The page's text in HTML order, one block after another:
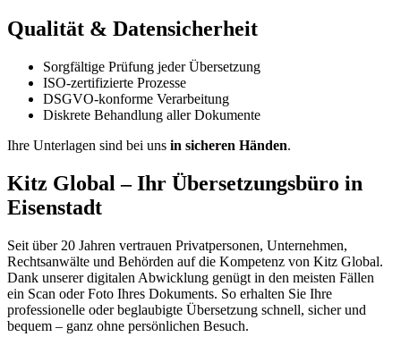
Qualität & Datensicherheit
Sorgfältige Prüfung jeder Übersetzung
ISO-zertifizierte Prozesse
DSGVO-konforme Verarbeitung
Diskrete Behandlung aller Dokumente
Ihre Unterlagen sind bei uns in sicheren Händen.
Kitz Global – Ihr Übersetzungsbüro in
Eisenstadt
Seit über 20 Jahren vertrauen Privatpersonen, Unternehmen,
Rechtsanwälte und Behörden auf die Kompetenz von Kitz Global.
Dank unserer digitalen Abwicklung genügt in den meisten Fällen
ein Scan oder Foto Ihres Dokuments. So erhalten Sie Ihre
professionelle oder beglaubigte Übersetzung schnell, sicher und
bequem – ganz ohne persönlichen Besuch.